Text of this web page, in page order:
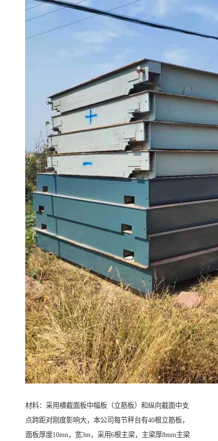
材料：采用横截面板中幅板（立筋板）和纵向截面中支
点跨距对刚度影响大，本公司每节秤台有40根立筋板，
面板厚度10mn，宽3m，采用6根主梁，主梁厚8mm主梁